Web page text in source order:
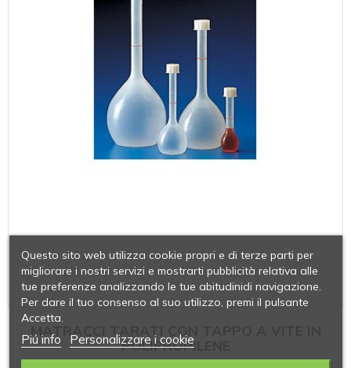
MATRACCI TARATI CON TAPPO A VITE IN
POLIPROPILENE
Questo sito web utilizza cookie propri e di terze parti per
migliorare i nostri servizi e mostrarti pubblicità relativa alle
tue preferenze analizzando le tue abitudinidi navigazione.
Per dare il tuo consenso al suo utilizzo, premi il pulsante
Accetta.
Piú info Personalizzare i cookie